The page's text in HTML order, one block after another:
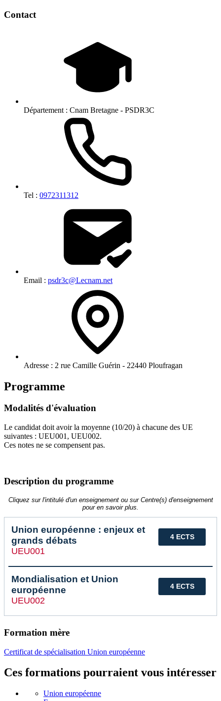
Contact
Département : Cnam Bretagne - PSDR3C
Tel : 0972311312
Email : psdr3c@Lecnam.net
Adresse : 2 rue Camille Guérin - 22440 Ploufragan
Programme
Modalités d'évaluation
Le candidat doit avoir la moyenne (10/20) à chacune des UE
suivantes : UEU001, UEU002.
Ces notes ne se compensent pas.
Description du programme
Cliquez sur l'intitulé d'un enseignement ou sur Centre(s) d'enseignement
pour en savoir plus.
4 ECTS
Union européenne : enjeux et
grands débats
UEU001
4 ECTS
Mondialisation et Union
européenne
UEU002
Formation mère
Certificat de spécialisation Union européenne
Ces formations pourraient vous intéresser
Union européenne